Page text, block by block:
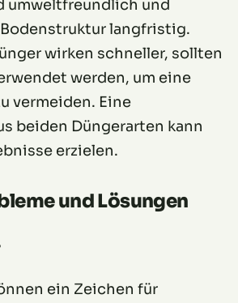
umweltfreundlich und
langfristig.
wirken schneller, sollten
werden, um eine
vermeiden. Eine
beiden Düngerarten kann
erzielen.
und Lösungen
ein Zeichen für